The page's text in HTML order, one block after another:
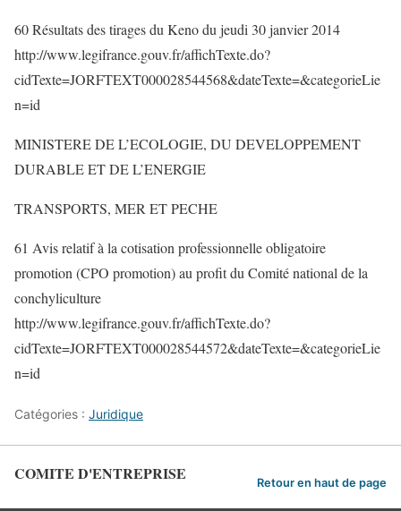
60 Résultats des tirages du Keno du jeudi 30 janvier 2014
http://www.legifrance.gouv.fr/affichTexte.do?
cidTexte=JORFTEXT000028544568&dateTexte=&categorieLie
n=id
MINISTERE DE L’ECOLOGIE, DU DEVELOPPEMENT
DURABLE ET DE L’ENERGIE
TRANSPORTS, MER ET PECHE
61 Avis relatif à la cotisation professionnelle obligatoire
promotion (CPO promotion) au profit du Comité national de la
conchyliculture
http://www.legifrance.gouv.fr/affichTexte.do?
cidTexte=JORFTEXT000028544572&dateTexte=&categorieLie
n=id
Catégories : Juridique
COMITE D'ENTREPRISE Retour en haut de page